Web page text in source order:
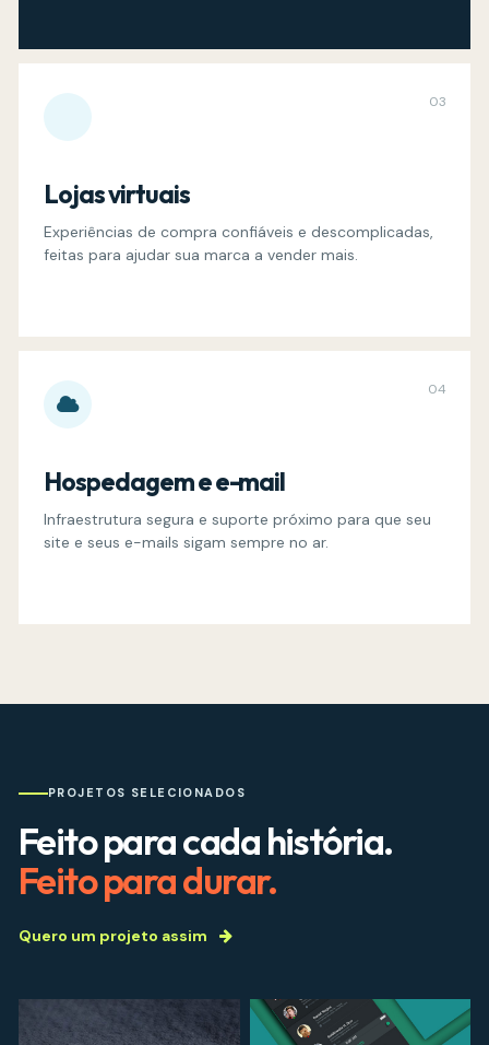
03
Lojas virtuais
Experiências de compra confiáveis e descomplicadas,
feitas para ajudar sua marca a vender mais.
04
Hospedagem e e-mail
Infraestrutura segura e suporte próximo para que seu
site e seus e-mails sigam sempre no ar.
PROJETOS SELECIONADOS
Feito para cada história.
Feito para durar.
Quero um projeto assim